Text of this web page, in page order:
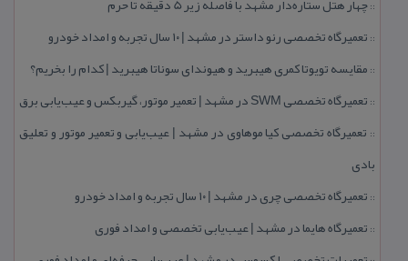
::
:: تعمیرگاه تخصصی رنو داستر در مشهد | ۱۰ سال تجربه و امداد خودرو
:: مقایسه تویوتا كمری هیبرید و هیوندای سوناتا هیبرید | كدام را بخریم؟
:: تعمیرگاه تخصصی SWM در مشهد | تعمیر موتور، گیربكس و عیب‌یابی برق
:: تعمیرگاه تخصصی كیا موهاوی در مشهد | عیب‌یابی و تعمیر موتور و تعلیق
بادی
:: تعمیرگاه تخصصی چری در مشهد | ۱۰ سال تجربه و امداد خودرو
:: تعمیرگاه هایما در مشهد | عیب‌یابی تخصصی و امداد فوری